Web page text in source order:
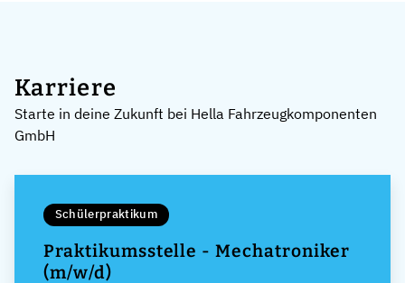
Karriere
Starte in deine Zukunft bei Hella Fahrzeugkomponenten
GmbH
Schülerpraktikum
Praktikumsstelle - Mechatroniker
(m/w/d)